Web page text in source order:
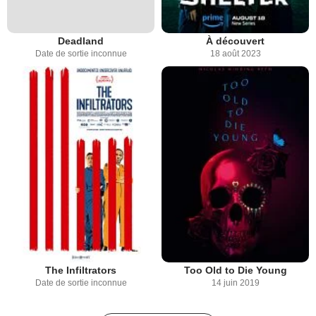
Deadland
Date de sortie inconnue
À découvert
18 août 2023
The Infiltrators
Date de sortie inconnue
Too Old to Die Young
14 juin 2019